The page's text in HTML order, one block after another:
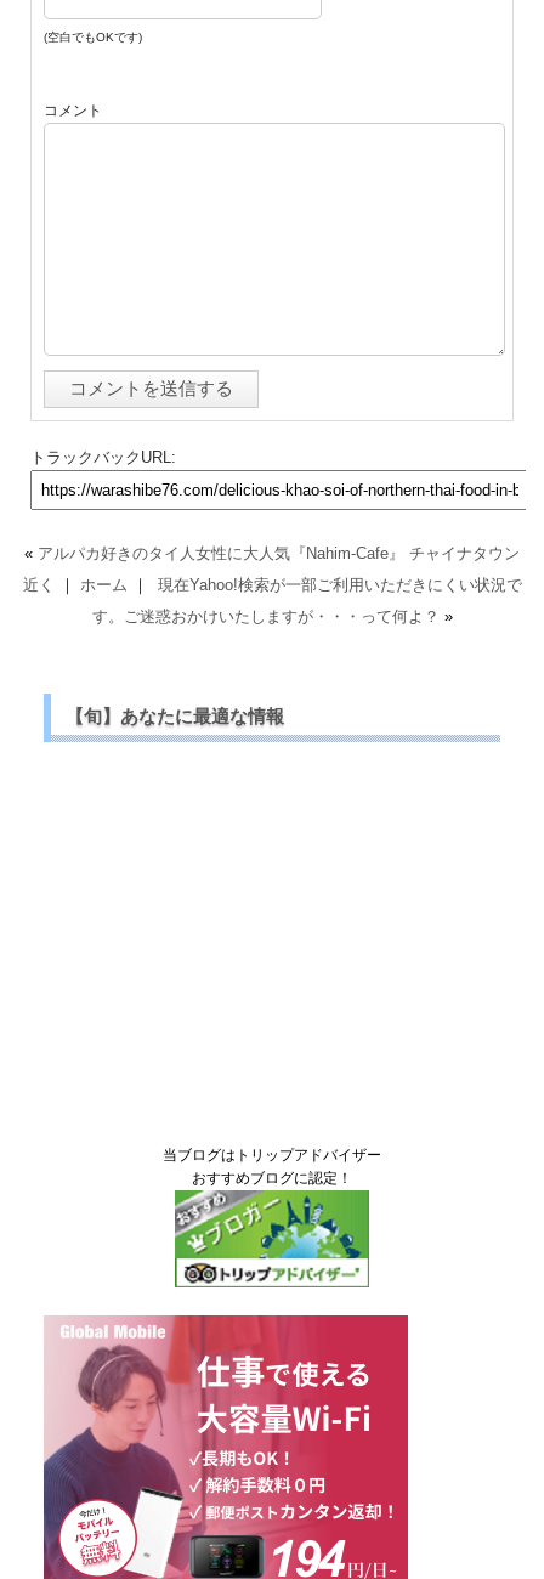
(空白でもOKです)
コメント
トラックバックURL:
« アルパカ好きのタイ人女性に大人気『Nahim-Cafe』 チャイナタウン
近く
｜ ホーム ｜ 現在Yahoo!検索が一部ご利用いただきにくい状況で
す。ご迷惑おかけいたしますが・・・って何よ？ »
【旬】あなたに最適な情報
当ブログはトリップアドバイザー
おすすめブログに認定！